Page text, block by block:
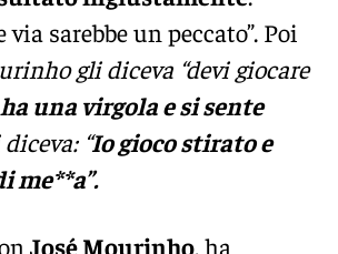
via sarebbe un peccato”. Poi
gli diceva “devi giocare
una virgola e si sente
“Io gioco stirato e
me**a”.
José Mourinho, ha